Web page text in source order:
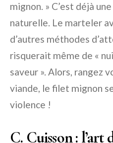
mignon. » C’est déjà
naturelle. Le marteler
d’autres méthodes
risquerait même de «
saveur ». Alors, rangez
viande, le filet mignon
violence !
C. Cuisson : l’art